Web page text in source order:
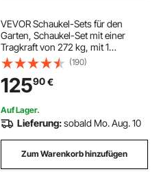
VEVOR Schaukel-Sets für den
Garten, Schaukel-Set mit einer
Tragkraft von 272 kg, mit 1
Tellerschaukelsitz, 2 Schaukelsitzen
mit Gurten, robustem A-Rahmen-
Schaukelständer aus Metall und
verstellbarem Seil, Schaukel-Set für
den Außenbereich für Kinder
(190)
12590€
Auf Lager.
Lieferung:sobald Mo. Aug. 10
Zum Warenkorb hinzufügen